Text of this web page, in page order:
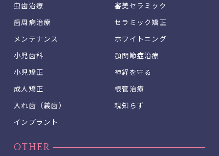
虫歯治療
歯周病治療
メンテナンス
小児歯科
小児矯正
成人矯正
入れ歯（義歯）
インプラント
審美セラミック
セラミック矯正
ホワイトニング
顎関節症治療
神経を守る
根管治療
親知らず
OTHER